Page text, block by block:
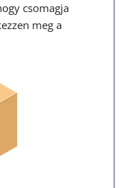
csomagja
meg a